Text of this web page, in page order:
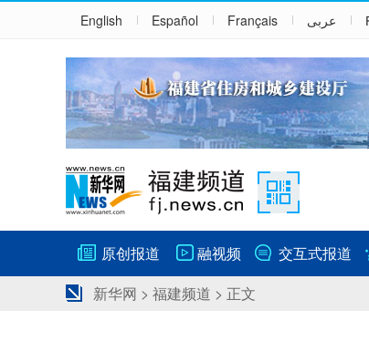
English Español Français عربى
原创报道 融视频 交互式报道
新华网 > 福建频道 > 正文